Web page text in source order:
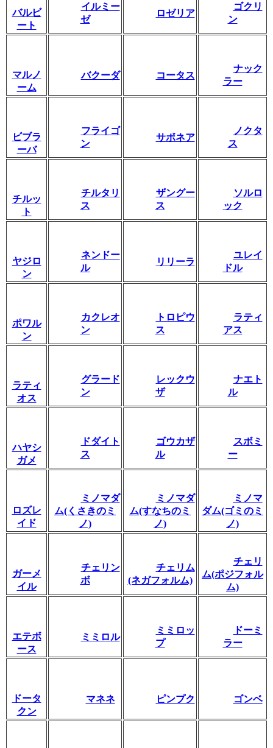
バルビ
ート
イルミー
ゼ
ロゼリア
ゴクリ
ン
マルノ
ーム
バクーダ コータス
ナック
ラー
ビブラ
ーバ
フライゴ
ン
サボネア
ノクタ
ス
チルッ
ト
チルタリ
ス
ザングー
ス
ソルロ
ック
ヤジロ
ン
ネンドー
ル
リリーラ
ユレイ
ドル
ポワル
ン
カクレオ
ン
トロピウ
ス
ラティ
アス
ラティ
オス
グラード
ン
レックウ
ザ
ナエト
ル
ハヤシ
ガメ
ドダイト
ス
ゴウカザ
ル
スボミ
ー
ロズレ
イド
ミノマダ
ム(くさきのミ
ノ)
ミノマダ
ム(すなちのミ
ノ)
ミノマ
ダム(ゴミのミ
ノ)
ガーメ
イル
チェリン
ボ
チェリム
(ネガフォルム)
チェリ
ム(ポジフォル
ム)
エテボ
ース
ミミロル
ミミロッ
プ
ドーミ
ラー
ドータ
クン
マネネ ピンプク ゴンベ